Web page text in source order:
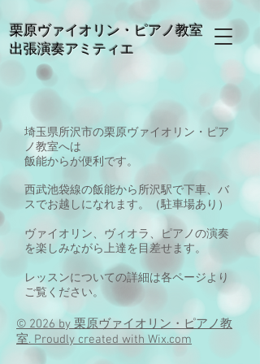
栗原ヴァイオリン・ピアノ教室
出張演奏アミティエ
埼玉県所沢市の栗原ヴァイオリン・ピア
ノ教室へは
飯能からが便利です。
西武池袋線の飯能から所沢駅で下車、バ
スでお越しになれます。（駐車場あり）
ヴァイオリン、ヴィオラ、ピアノの演奏
を楽しみながら上達を目差せます。
レッスンについての詳細は各ページより
ご覧ください。
© 2026 by 栗原ヴァイオリン・ピアノ教
室. Proudly created with Wix.com